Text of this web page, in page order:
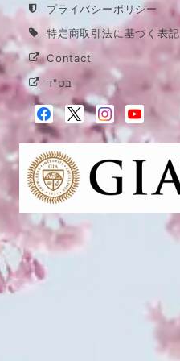
プライバシーポリシー
特定商取引法に基づく表記
Contact
בס"ד